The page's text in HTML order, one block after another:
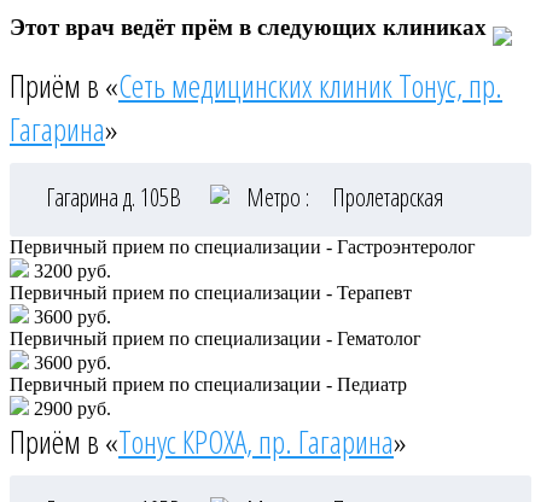
Этот врач ведёт прём в следующих клиниках
Приём в «Сеть медицинских клиник Тонус, пр.
Гагарина»
Гагарина д. 105В Метро : Пролетарская
Первичный прием по специализации - Гастроэнтеролог
3200 руб.
Первичный прием по специализации - Терапевт
3600 руб.
Первичный прием по специализации - Гематолог
3600 руб.
Первичный прием по специализации - Педиатр
2900 руб.
Приём в «Тонус КРОХА, пр. Гагарина»